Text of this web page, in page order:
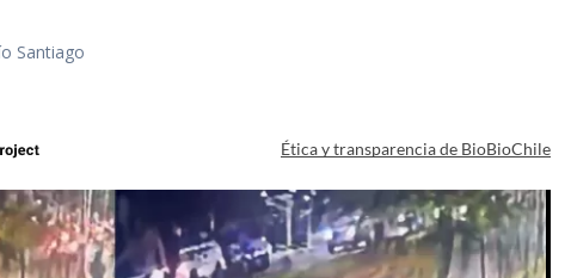
Santiago
Ética y transparencia de BioBioChile